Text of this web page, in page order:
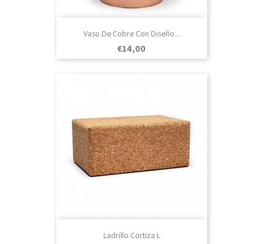
Vaso De Cobre Con Diseño...
Prezo
€14,00
Ladrillo Cortiza L